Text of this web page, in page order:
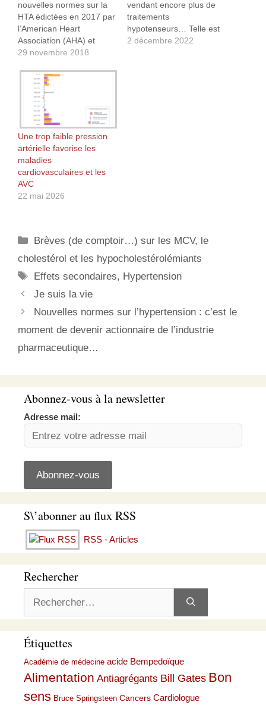
nouvelles normes sur la
HTA édictées en 2017 par
l’American Heart
Association (AHA) et
l’American College of
Celles-ci définissent
l’hypertension au stade 1
(S1) comme une
hypertension systolique
de 130-139 mmHg ou
diastolique de 80-
89 mmHg et
l’hypertension au stade 2
(S2) comme…
29 novembre 2018
vendant encore plus de
traitements
hypotenseurs… Telle est
la réponse que l’on est en
2 décembre 2022
Une trop faible pression
artérielle favorise les
maladies
cardiovasculaires et les
AVC
22 mai 2026
Catégories
Brèves (de comptoir…) sur les MCV, le
cholestérol et les hypocholestérolémiants
Étiquettes
Effets secondaires, Hypertension
Je suis la vie
Nouvelles normes sur l’hypertension : c’est le
moment de devenir actionnaire de l’industrie
pharmaceutique…
Abonnez-vous à la newsletter
Adresse mail:
S\’abonner au flux RSS
RSS - Articles
Rechercher
Étiquettes
Académie de médecine acide Bempedoïque
Alimentation Antiagrégants Bill Gates Bon
sens Bruce Springsteen Cancers Cardiologue